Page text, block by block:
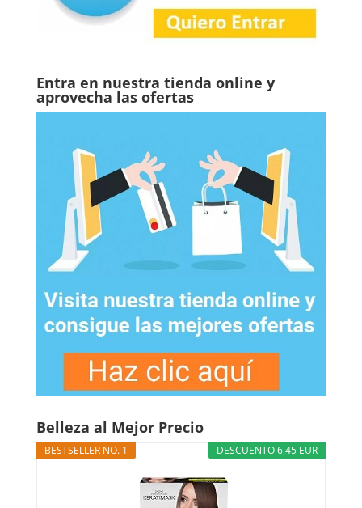
Entra en nuestra tienda online y
aprovecha las ofertas
Belleza al Mejor Precio
DESCUENTO 6,45 EUR
BESTSELLER NO. 1